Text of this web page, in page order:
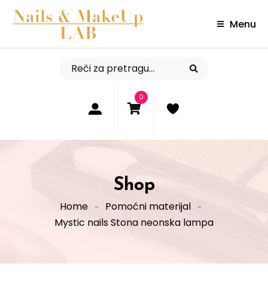
Menu
0
Shop
Home
Pomoćni materijal
Mystic nails Stona neonska lampa